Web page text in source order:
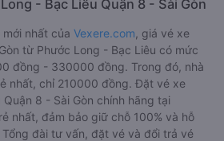
- Bạc Liêu Quận 8 - Sài Gòn
nhất của Vexere.com , giá vé xe
từ Phước Long - Bạc Liêu có mức
đồng - 330000 đồng. Trong đó, nhà
nhất, chỉ 210000 đồng. Đặt vé xe
8 - Sài Gòn chính hãng tại
nhất, đảm bảo giữ chỗ 100% và hỗ
đài tư vấn, đặt vé và đổi trả vé